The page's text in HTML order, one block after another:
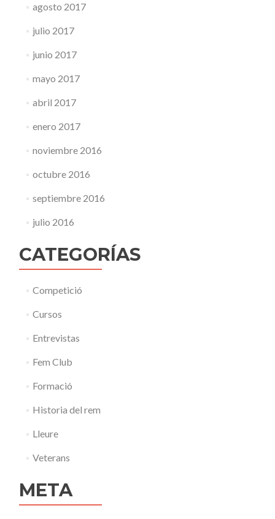
agosto 2017
julio 2017
junio 2017
mayo 2017
abril 2017
enero 2017
noviembre 2016
octubre 2016
septiembre 2016
julio 2016
CATEGORÍAS
Competició
Cursos
Entrevistas
Fem Club
Formació
Historia del rem
Lleure
Veterans
META